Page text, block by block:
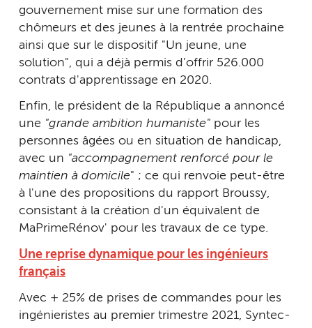
gouvernement mise sur une formation des
chômeurs et des jeunes à la rentrée prochaine
ainsi que sur le dispositif "Un jeune, une
solution", qui a déjà permis d’offrir 526.000
contrats d'apprentissage en 2020.
Enfin, le président de la République a annoncé
une "grande ambition humaniste" pour les
personnes âgées ou en situation de handicap,
avec un "accompagnement renforcé pour le
maintien à domicile" ; ce qui renvoie peut-être
à l'une des propositions du rapport Broussy,
consistant à la création d'un équivalent de
MaPrimeRénov' pour les travaux de ce type.
Une reprise dynamique pour les ingénieurs
français
Avec + 25% de prises de commandes pour les
ingénieristes au premier trimestre 2021, Syntec-